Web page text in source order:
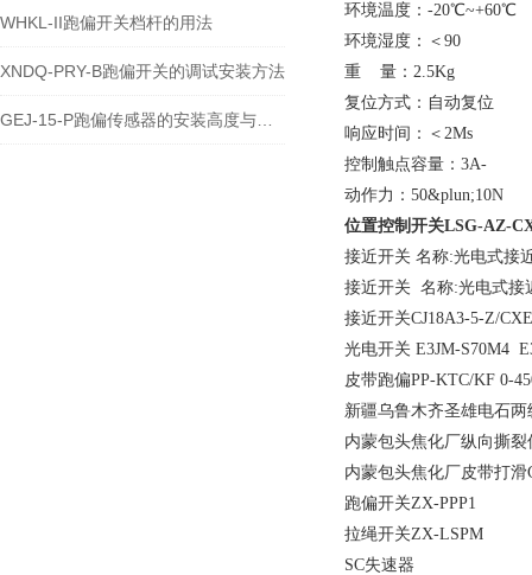
WHKL-II跑偏开关档杆的用法
XNDQ-PRY-B跑偏开关的调试安装方法
环境温度：-20℃~+60℃
环境湿度：＜90
重 量：2.5Kg
复位方式：自动复位
响应时间：＜2Ms
控制触点容量：3A-
动作力：50&plun;10N
位置控制开关LSG-AZ-
接近开关 名称:光电式接
接近开关 名称:光电式
接近开关CJ18A3-5-Z/
光电开关 E3JM-S70M4
皮带跑偏PP-KTC/KF 0-
新疆乌鲁木齐圣雄电石
内蒙包头焦化厂纵向撕
内蒙包头焦化厂皮带打滑
跑偏开关ZX-PPP1
拉绳开关ZX-LSPM
SC失速器